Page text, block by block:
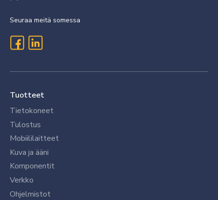
Seuraa meitä somessa
Tuotteet
Tietokoneet
Tulostus
Mobiililaitteet
Kuva ja ääni
Komponentit
Verkko
Ohjelmistot